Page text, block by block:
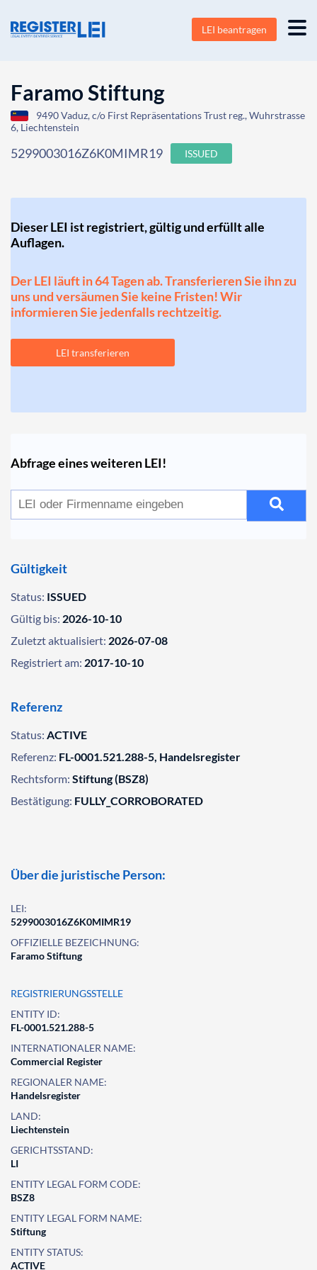
LEI beantragen
Faramo Stiftung
9490 Vaduz, c/o First Repräsentations Trust reg., Wuhrstrasse
6, Liechtenstein
5299003016Z6K0MIMR19 ISSUED
Dieser LEI ist registriert, gültig und erfüllt alle
Auflagen.
Der LEI läuft in 64 Tagen ab. Transferieren Sie ihn zu
uns und versäumen Sie keine Fristen! Wir
informieren Sie jedenfalls rechtzeitig.
LEI transferieren
Abfrage eines weiteren LEI!
Gültigkeit
Status: ISSUED
Gültig bis: 2026-10-10
Zuletzt aktualisiert: 2026-07-08
Registriert am: 2017-10-10
Referenz
Status: ACTIVE
Referenz: FL-0001.521.288-5, Handelsregister
Rechtsform: Stiftung (BSZ8)
Bestätigung: FULLY_CORROBORATED
Über die juristische Person:
LEI:
5299003016Z6K0MIMR19
OFFIZIELLE BEZEICHNUNG:
Faramo Stiftung
REGISTRIERUNGSSTELLE
ENTITY ID:
FL-0001.521.288-5
INTERNATIONALER NAME:
Commercial Register
REGIONALER NAME:
Handelsregister
LAND:
Liechtenstein
GERICHTSSTAND:
LI
ENTITY LEGAL FORM CODE:
BSZ8
ENTITY LEGAL FORM NAME:
Stiftung
ENTITY STATUS:
ACTIVE